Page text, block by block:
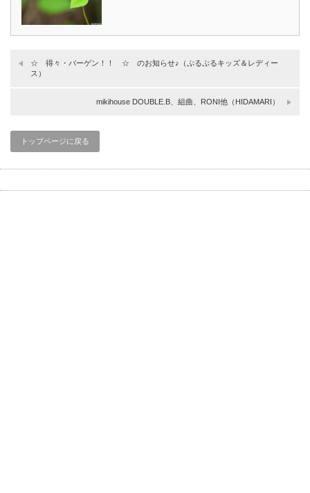
☆ 得々・バーゲン！！ ☆ のお知らせ♪（ぷるぷるキッズ＆レディー
ス）
mikihouse DOUBLE.B、組曲、RONI他（HIDAMARI）
トップページに戻る